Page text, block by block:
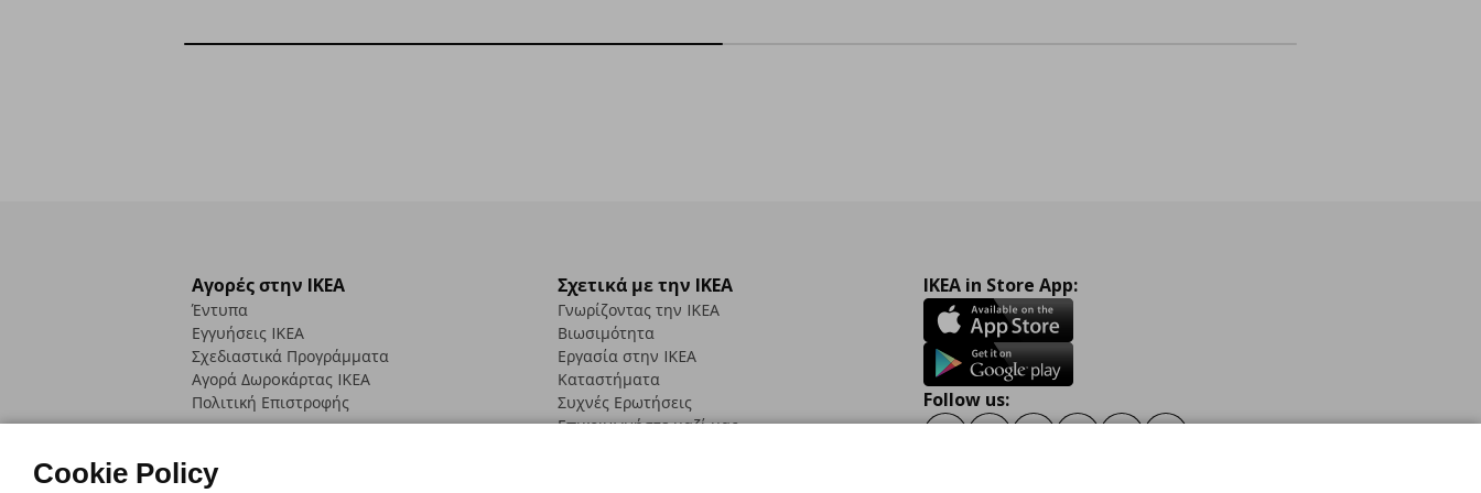
Αγορές στην IKEA
Έντυπα
Εγγυήσεις IKEA
Σχεδιαστικά Προγράμματα
Αγορά Δωρoκάρτας IKEA
Πολιτική Επιστροφής
Σχετικά με την IKEA
Γνωρίζοντας την IKEA
Βιωσιμότητα
Εργασία στην IKEA
Καταστήματα
Συχνές Ερωτήσεις
Επικοινωνήστε μαζί μας
IKEA in Store App:
Follow us:
Cookie Policy